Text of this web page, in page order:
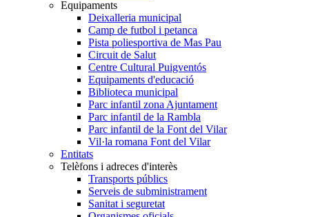
Equipaments
Deixalleria municipal
Camp de futbol i petanca
Pista poliesportiva de Mas Pau
Circuit de Salut
Centre Cultural Puigventós
Equipaments d'educació
Biblioteca municipal
Parc infantil zona Ajuntament
Parc infantil de la Rambla
Parc infantil de la Font del Vilar
Vil·la romana Font del Vilar
Entitats
Telèfons i adreces d'interès
Transports públics
Serveis de subministrament
Sanitat i seguretat